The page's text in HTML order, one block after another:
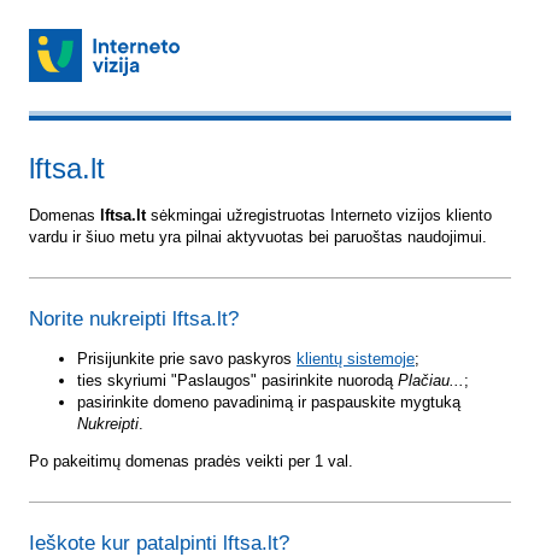
lftsa.lt
Domenas lftsa.ltsėkmingai užregistruotas Interneto vizijos kliento
vardu ir šiuo metu yra pilnai aktyvuotas bei paruoštas naudojimui.
Norite nukreipti lftsa.lt?
Prisijunkite prie savo paskyros klientų sistemoje;
ties skyriumi "Paslaugos" pasirinkite nuorodą Plačiau... ;
pasirinkite domeno pavadinimą ir paspauskite mygtuką
Nukreipti.
Po pakeitimų domenas pradės veikti per 1 val.
Ieškote kur patalpinti lftsa.lt?